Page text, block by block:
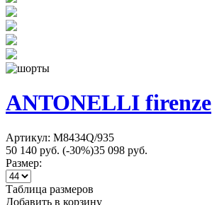
ANTONELLI firenze
Артикул: M8434Q/935
50 140 руб. (-30%)35 098 руб.
Размер:
Таблица размеров
Добавить в корзину